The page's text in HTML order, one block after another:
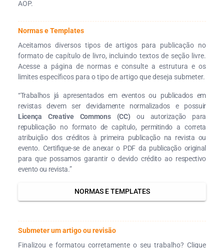
AOP.
Normas e Templates
Aceitamos diversos tipos de artigos para publicação no
formato de capítulo de livro, incluindo textos de seção livre.
Acesse a página de normas e consulte a estrutura e os
limites específicos para o tipo de artigo que deseja submeter.
“Trabalhos já apresentados em eventos ou publicados em
revistas devem ser devidamente normalizados e possuir
Licença Creative Commons (CC) ou autorização para
republicação no formato de capítulo, permitindo a correta
atribuição dos créditos à primeira publicação na revista ou
evento. Certifique-se de anexar o PDF da publicação original
para que possamos garantir o devido crédito ao respectivo
evento ou revista.”
NORMAS E TEMPLATES
Submeter um artigo ou revisão
Finalizou e formatou corretamente o seu trabalho? Clique